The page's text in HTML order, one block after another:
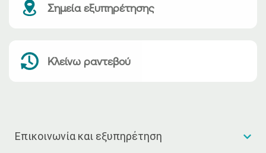
Σημεία εξυπηρέτησης
Κλείνω ραντεβού
Επικοινωνία και εξυπηρέτηση